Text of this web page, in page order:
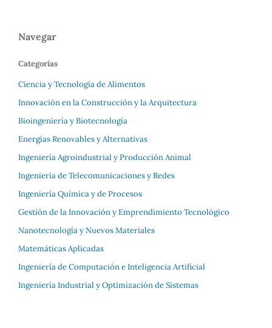
Navegar
Categorías
Ciencia y Tecnología de Alimentos
Innovación en la Construcción y la Arquitectura
Bioingeniería y Biotecnología
Energías Renovables y Alternativas
Ingeniería Agroindustrial y Producción Animal
Ingeniería de Telecomunicaciones y Redes
Ingeniería Química y de Procesos
Gestión de la Innovación y Emprendimiento Tecnológico
Nanotecnología y Nuevos Materiales
Matemáticas Aplicadas
Ingeniería de Computación e Inteligencia Artificial
Ingeniería Industrial y Optimización de Sistemas